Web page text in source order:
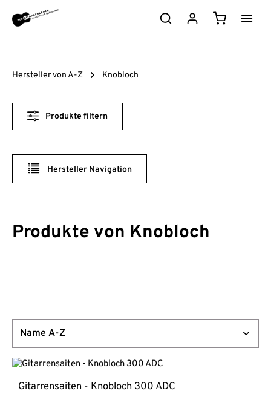
Zum Hauptinhalt springen
Hersteller von A-Z Knobloch
Produkte filtern
Hersteller Navigation
Produkte von Knobloch
Gitarrensaiten - Knobloch 300 ADC